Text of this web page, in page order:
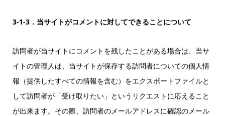
3-1-3．当サイトがコメントに対してできることについて
訪問者が当サイトにコメントを残したことがある場合は、当サ
イトの管理人は、当サイトが保存する訪問者についての個人情
報（提供したすべての情報を含む）をエクスポートファイルと
して訪問者が「受け取りたい」というリクエストに応えること
が出来ます。その際、訪問者のメールアドレスに確認のメール